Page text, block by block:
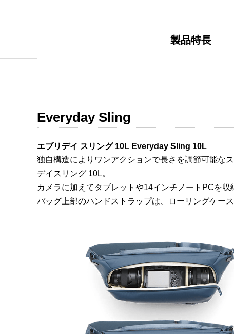
製品特長
Everyday Sling
エブリデイ スリング 10L Everyday Sling 10L
独自構造によりワンアクションで長さを調節可能な
デイスリング 10L。
カメラに加えてタブレットや14インチノートPCを
バッグ上部のハンドストラップは、ローリングケー